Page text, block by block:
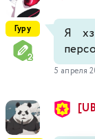
Гуру
Я
5 апреля